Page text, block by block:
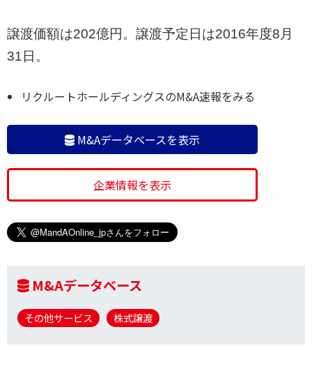
譲渡価額は202億円。譲渡予定日は2016年度8月
31日。
リクルートホールディングスのM&A速報をみる
M&Aデータベースを表示
企業情報を表示
M&Aデータベース
その他サービス 株式譲渡